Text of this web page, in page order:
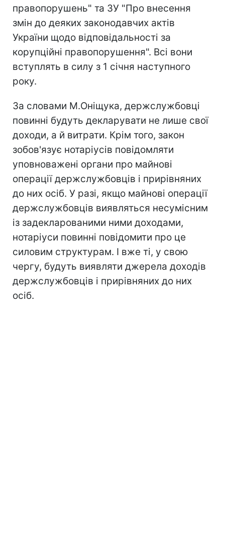
правопорушень" та ЗУ "Про внесення
змін до деяких законодавчих актів
України щодо відповідальності за
корупційні правопорушення". Всі вони
вступлять в силу з 1 січня наступного
року.
За словами М.Оніщука, держслужбовці
повинні будуть декларувати не лише свої
доходи, а й витрати. Крім того, закон
зобов'язує нотаріусів повідомляти
уповноважені органи про майнові
операції держслужбовців і прирівняних
до них осіб. У разі, якщо майнові операції
держслужбовців виявляться несумісним
із задекларованими ними доходами,
нотаріуси повинні повідомити про це
силовим структурам. І вже ті, у свою
чергу, будуть виявляти джерела доходів
держслужбовців і прирівняних до них
осіб.